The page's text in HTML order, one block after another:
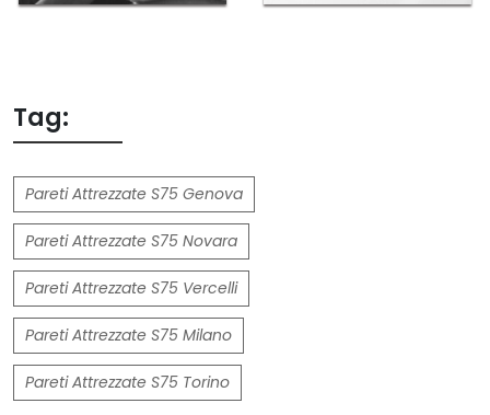
Tag:
Pareti Attrezzate S75 Genova
Pareti Attrezzate S75 Novara
Pareti Attrezzate S75 Vercelli
Pareti Attrezzate S75 Milano
Pareti Attrezzate S75 Torino